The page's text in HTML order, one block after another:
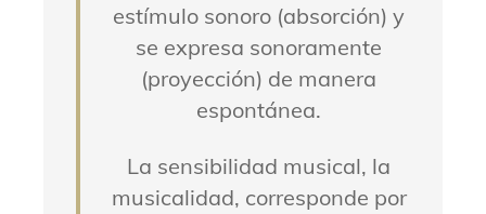
estímulo sonoro (absorción) y
se expresa sonoramente
(proyección) de manera
espontánea.
La sensibilidad musical, la
musicalidad, corresponde por